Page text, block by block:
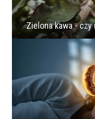
Zielona kawa - czy